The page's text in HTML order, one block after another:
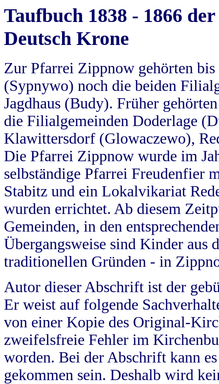
Taufbuch 1838 - 1866
Deutsch Krone
Zur Pfarrei Zippnow gehörten
(Sypnywo) noch die beiden
Jagdhaus (Budy). Früher
die Filialgemeinden Doderlage
Klawittersdorf (Glowaczewo),
Die Pfarrei Zippnow wurde im
selbständige Pfarrei Freudenfier
Stabitz und ein Lokalvikariat
wurden errichtet. Ab diesem
Gemeinden, in den
Übergangsweise sind Kinder aus
traditionellen Gründen - in
Autor dieser Abschrift ist der
Er weist auf folgende
von einer Kopie des Original-
zweifelsfreie Fehler im
worden. Bei der Abschrift kann
gekommen sein. Deshalb wird